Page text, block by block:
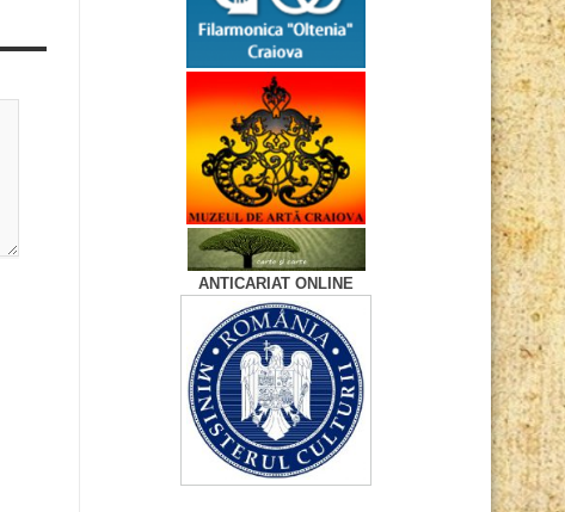
ANTICARIAT ONLINE